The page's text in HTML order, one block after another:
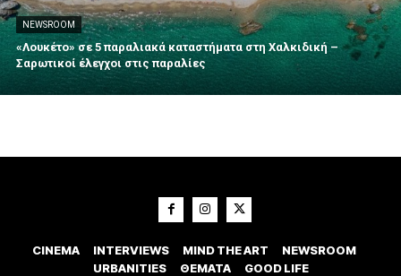
NEWSROOM
«Λουκέτο» σε 5 παραλιακά καταστήματα στη Χαλκιδική –
Σαρωτικοί έλεγχοι στις παραλίες
CINEMA INTERVIEWS MIND THE ART
NEWSROOM
URBANITIES
ΘΕΜΑΤΑ GOOD LIFE